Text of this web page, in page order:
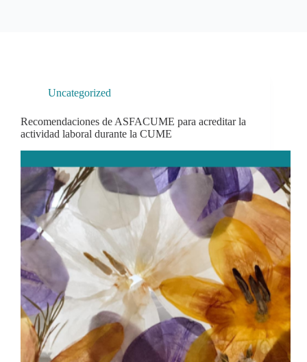
Uncategorized
Recomendaciones de ASFACUME para acreditar la
actividad laboral durante la CUME